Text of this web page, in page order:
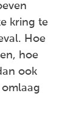
kring te
Hoe
hoe
ook